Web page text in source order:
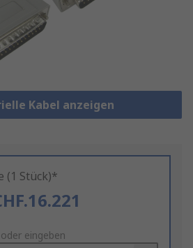
Kabel anzeigen
(1 Stück)*
eingeben